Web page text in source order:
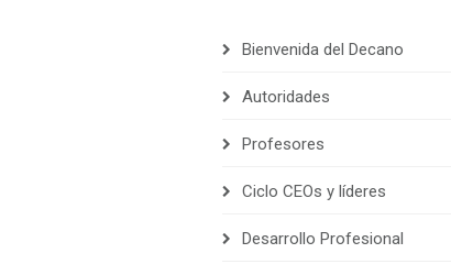
Bienvenida del Decano
Autoridades
Profesores
Ciclo CEOs y líderes
Desarrollo Profesional